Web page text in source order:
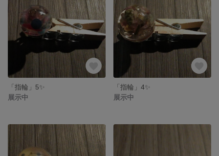
「指輪」5✨
展示中
「指輪」4✨
展示中